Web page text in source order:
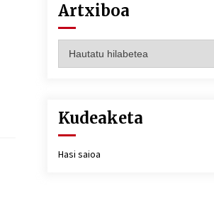
Artxiboa
Kudeaketa
Hasi saioa